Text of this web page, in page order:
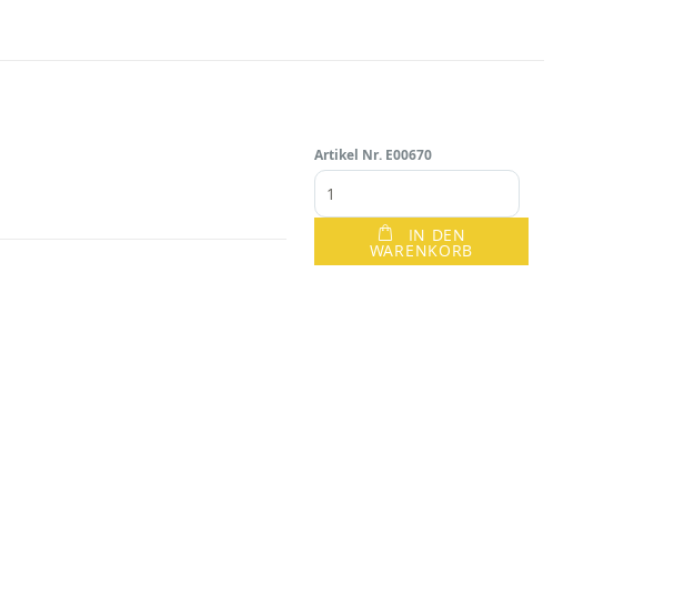
Artikel Nr. E00670
IN DEN
WARENKORB